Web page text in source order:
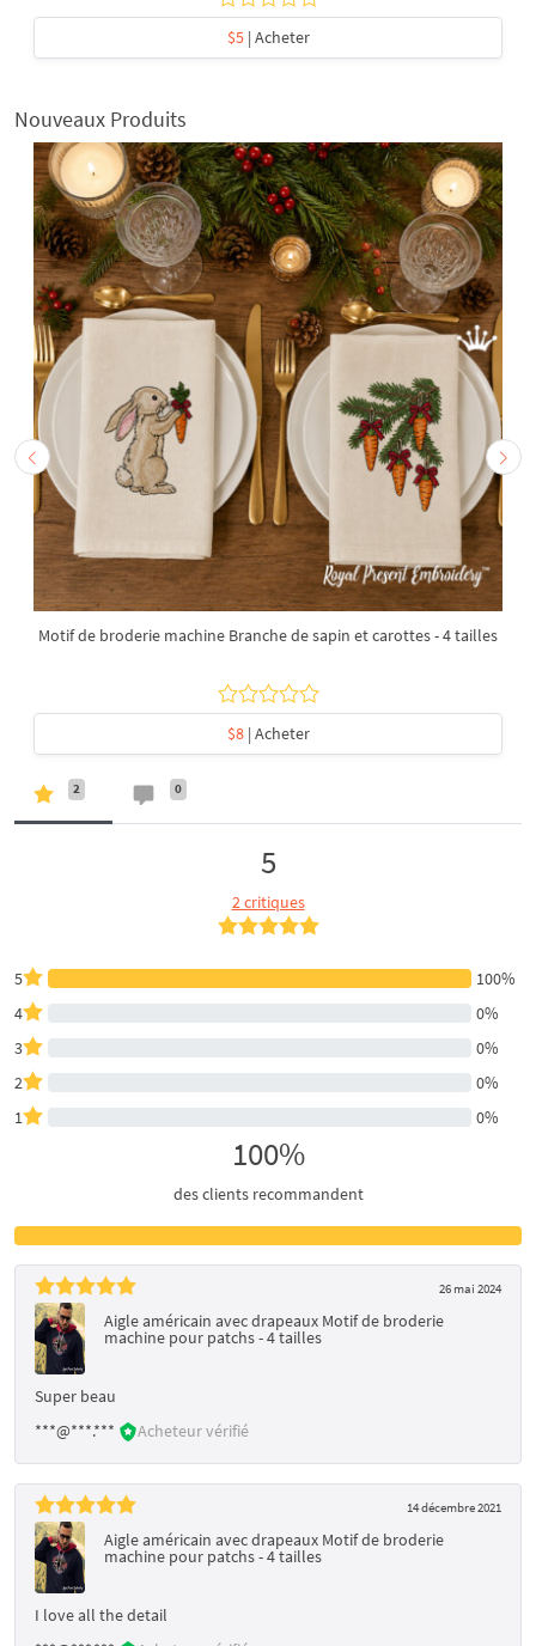
$5| Acheter
Nouveaux Produits
Motif de broderie machine Branche de sapin et carottes - 4 tailles
$8| Acheter
2 0
5
2 critiques
5
100%
4
0%
3
0%
2
0%
1
0%
100%
des clients recommandent
26 mai 2024
Aigle américain avec drapeaux Motif de broderie
machine pour patchs - 4 tailles
Super beau
***@***.***
Acheteur vérifié
14 décembre 2021
Aigle américain avec drapeaux Motif de broderie
machine pour patchs - 4 tailles
I love all the detail